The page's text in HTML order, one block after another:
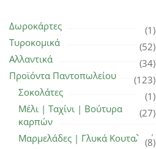
Δωροκάρτες
(1)
Τυροκομικά
(52)
Αλλαντικά
(34)
Προϊόντα Παντοπωλείου
(123)
Σοκολάτες
(1)
Μέλι | Ταχίνι | Βούτυρα
καρπών
(27)
Μαρμελάδες | Γλυκά Κουταλιού
(8)